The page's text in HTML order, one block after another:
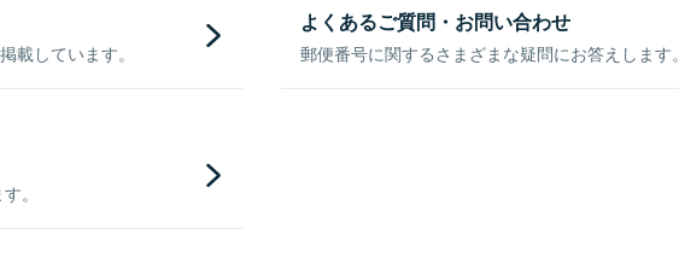
載しています。
よくあるご質問・お問い合わせ
郵便番号に関するさまざまな疑問にお答えします。
。